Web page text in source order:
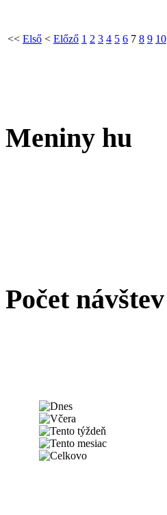
<< Első < Előző 1 2 3 4 5 6 7 8 9 10
Meniny hu
Počet návštev